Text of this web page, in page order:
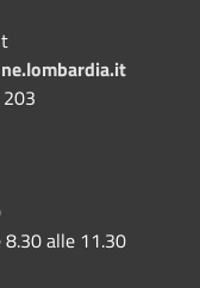
8.30 alle 11.30